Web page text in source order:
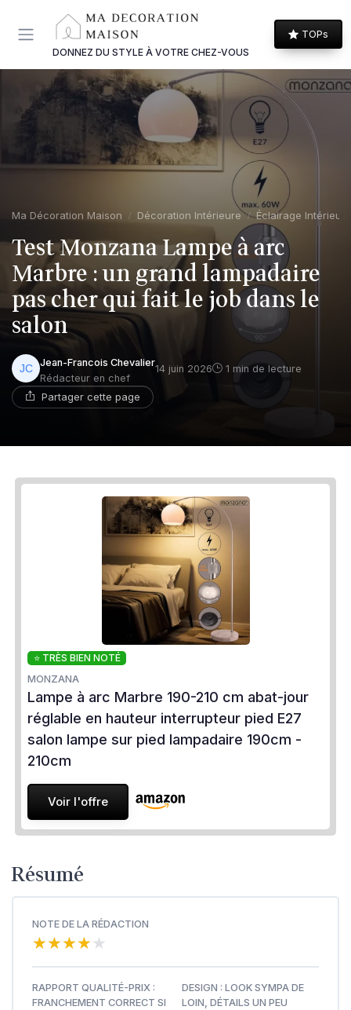
DONNEZ DU STYLE À VOTRE CHEZ-VOUS
TOPs
Ma Décoration Maison Décoration Intérieure Éclairage Intérieur
Test Monzana Lampe à arc
Marbre : un grand lampadaire
pas cher qui fait le job dans le
salon
Jean-Francois Chevalier
Rédacteur en chef
14 juin 2026 1 min de lecture
Partager cette page
⭐ TRÈS BIEN NOTÉ
MONZANA
Lampe à arc Marbre 190-210 cm abat-jour
réglable en hauteur interrupteur pied E27
salon lampe sur pied lampadaire 190cm -
210cm
Voir l'offre
Résumé
NOTE DE LA RÉDACTION
★★★★★
★★★★★
RAPPORT QUALITÉ-PRIX :
FRANCHEMENT CORRECT SI
DESIGN : LOOK SYMPA DE
LOIN, DÉTAILS UN PEU
Panneau de gestion des cookies